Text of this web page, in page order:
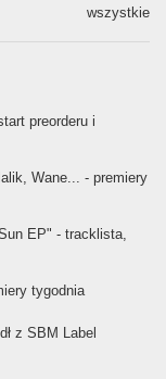
wszystkie
preorderu i
Wane... - premiery
EP" - tracklista,
tygodnia
z SBM Label